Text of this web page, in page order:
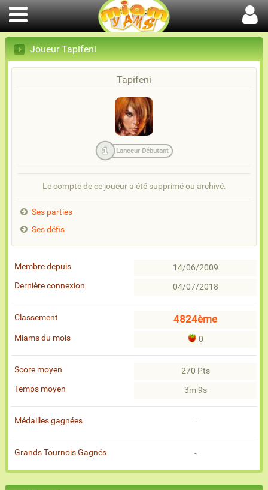
Joueur Tapifeni
Tapifeni
1 Lanceur Débutant
Le compte de ce joueur a été supprimé ou archivé.
Ses parties
Ses défis
Membre depuis
14/06/2009
Dernière connexion
04/07/2018
Classement 4824ème
Miams du mois 0
Score moyen
270 Pts
Temps moyen
3m 9s
Médailles gagnées -
Grands Tournois Gagnés -